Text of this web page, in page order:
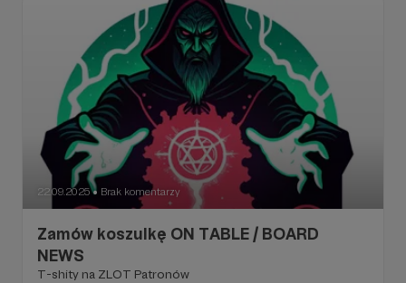
22.09.2025 ● Brak komentarzy
Zamów koszulkę ON TABLE / BOARD
NEWS
T-shity na ZLOT Patronów